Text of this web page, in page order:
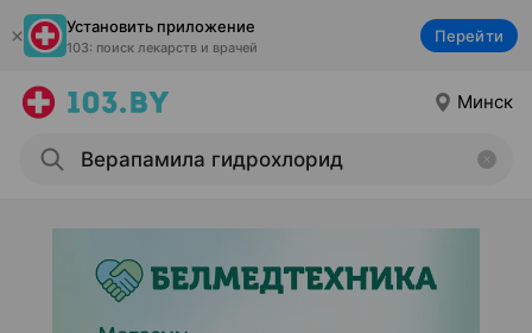
Установить приложение
103: поиск лекарств и врачей
Перейти
Минск